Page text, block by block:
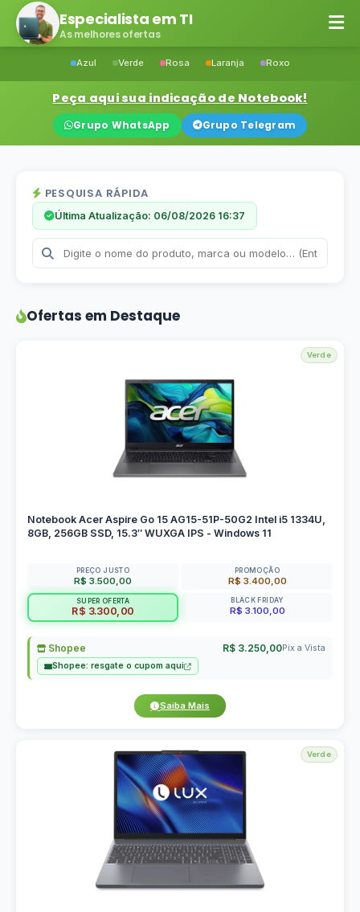
Especialista em TI
As melhores ofertas
Azul Verde Rosa Laranja Roxo
Peça aqui sua indicação de Notebook!
Grupo WhatsApp Grupo Telegram
PESQUISA RÁPIDA
Última Atualização: 06/08/2026 16:37
Ofertas em Destaque
Verde
Notebook Acer Aspire Go 15 AG15-51P-50G2 Intel i5 1334U,
8GB, 256GB SSD, 15.3″ WUXGA IPS - Windows 11
PREÇO JUSTO
R$ 3.500,00
PROMOÇÃO
R$ 3.400,00
SUPER OFERTA
R$ 3.300,00
BLACK FRIDAY
R$ 3.100,00
Shopee R$ 3.250,00Pix a Vista
Shopee: resgate o cupom aqui
Saiba Mais
Verde